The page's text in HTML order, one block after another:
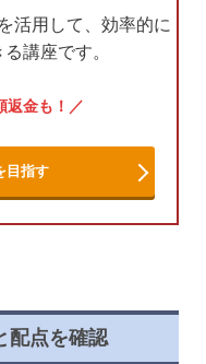
活用して、効率的に
講座です。
金も！
目指す
配点を確認